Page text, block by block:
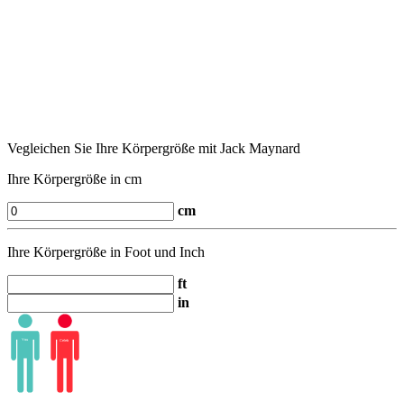
Vegleichen Sie Ihre Körpergröße mit Jack Maynard
Ihre Körpergröße in cm
cm
Ihre Körpergröße in Foot und Inch
ft
in